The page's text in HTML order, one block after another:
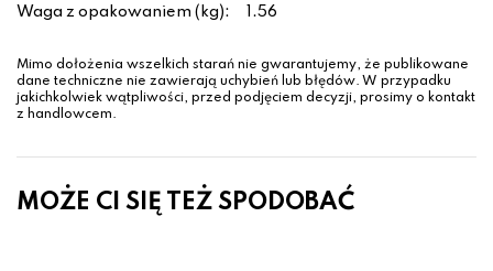
Waga z opakowaniem (kg): 1.56
Mimo dołożenia wszelkich starań nie gwarantujemy, że publikowane
dane techniczne nie zawierają uchybień lub błędów. W przypadku
jakichkolwiek wątpliwości, przed podjęciem decyzji, prosimy o kontakt
z handlowcem.
MOŻE CI SIĘ TEŻ SPODOBAĆ